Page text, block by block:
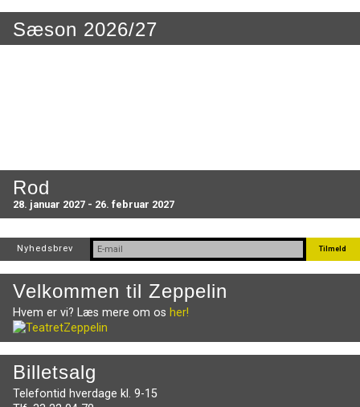
Sæson 2026/27
Rod
28. januar 2027 - 26. februar 2027
Nyhedsbrev
Velkommen til Zeppelin
Hvem er vi? Læs mere om os her!
Billetsalg
Telefontid hverdage kl. 9-15